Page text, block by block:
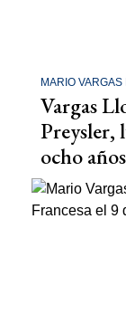
MARIO VARGAS
Vargas
Preysler,
ocho años